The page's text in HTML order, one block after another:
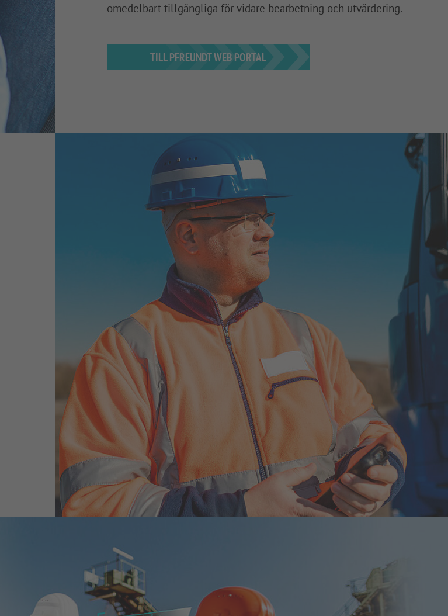
omedelbart tillgängliga för vidare bearbetning och utvärdering.
TILL PFREUNDT WEB PORTAL